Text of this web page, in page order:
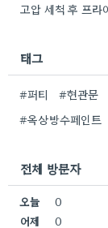
태그
#퍼티 #현관문
#옥상방수페인트
전체 방문자
오늘
0
어제
0